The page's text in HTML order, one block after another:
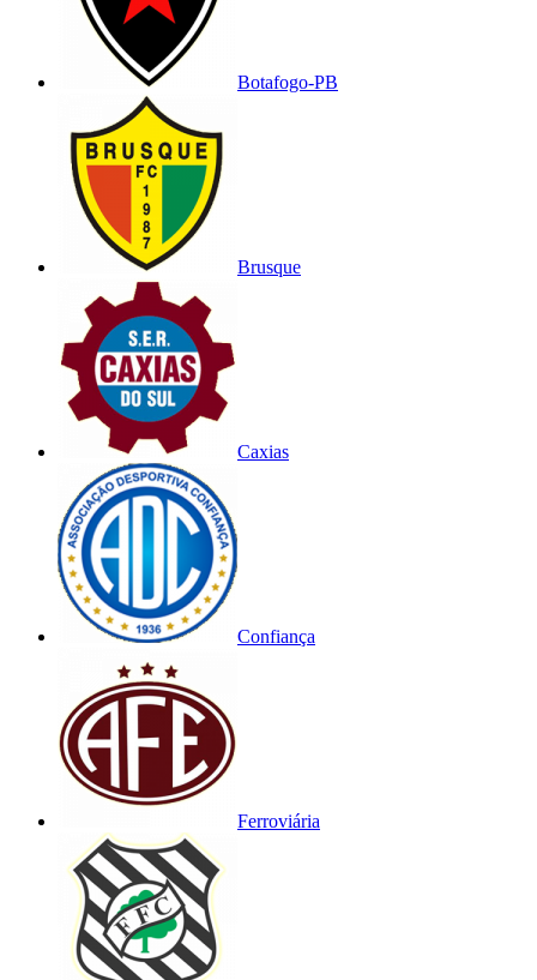
Botafogo-PB
Brusque
Caxias
Confiança
Ferroviária